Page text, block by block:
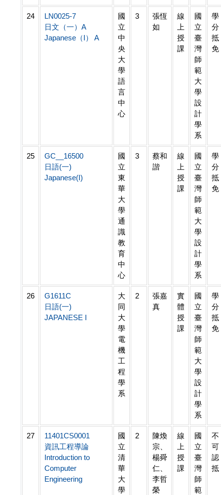
24
LN0025-7
日文（一）A
Japanese（I） A
國
立
中
央
大
學
語
言
中
心
3
張恆
如
線
上
授
課
國
立
臺
灣
師
範
大
學
設
計
學
系
學
分
抵
免
25
GC__16500
日語(一)
Japanese(I)
國
立
東
華
大
學
通
識
教
育
中
心
3
蔡和
諧
線
上
授
課
國
立
臺
灣
師
範
大
學
設
計
學
系
學
分
抵
免
26
G1611C
日語(一)
JAPANESE I
大
同
大
學
電
機
工
程
學
系
2
張嘉
真
實
體
授
課
國
立
臺
灣
師
範
大
學
設
計
學
系
學
分
抵
免
27
11401CS0001
資訊工程導論
Introduction to
Computer
Engineering
國
立
清
華
大
學
2
陳煥
宗、
楊舜
仁、
李哲
榮
線
上
授
課
國
立
臺
灣
師
範
不
可
認
抵